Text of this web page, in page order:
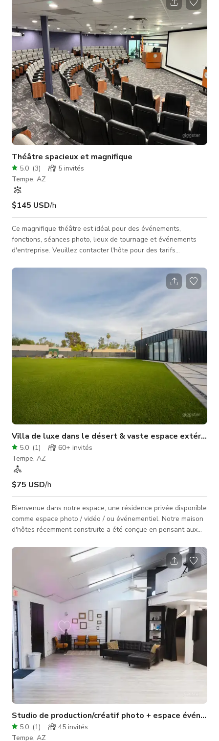
Théâtre spacieux et magnifique
5.0 (3) 5 invités
Tempe, AZ
$145 USD/h
Ce magnifique théâtre est idéal pour des événements,
fonctions, séances photo, lieux de tournage et événements
d'entreprise. Veuillez contacter l'hôte pour des tarifs
journée 850 $ journée complète *En raison des horaires des
cours universitaires, le théâtre est généralement indisponible
pour une location à l'heure. Si vos dates sont flexibles et que
vous êtes intéressé par un tarif horaire, contactez l'hôte.
Villa de luxe dans le désert & vaste espace extérieur
5.0 (1) 60+ invités
Tempe, AZ
$75 USD/h
Bienvenue dans notre espace, une résidence privée disponible
comme espace photo / vidéo / ou événementiel. Notre maison
d'hôtes récemment construite a été conçue en pensant aux
servent de toile de fond parfaite pour les portraits
professionnels, look-books de magasins de vêtements,
séances photo, photos de famille, contenus et plus encore !
Nous avons choisi des sols en béton apparent et des plans de
travail Taj Mahal personna
Studio de production/créatif photo + espace
5.0 (1) 45 invités
Tempe, AZ